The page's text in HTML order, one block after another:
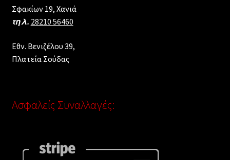
Σφακίων 19, Χανιά
τηλ. 28210 56460
Εθν. Βενιζέλου 39,
Πλατεία Σούδας
Ασφαλείς Συναλλαγές: